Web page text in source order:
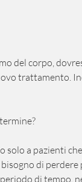
trattamento.
solo a pazienti
di
di tempo,